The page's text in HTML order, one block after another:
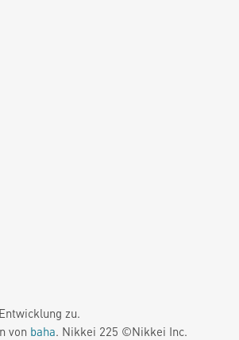
zu.
von baha. Nikkei 225 ©Nikkei Inc.